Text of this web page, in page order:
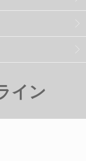
イン